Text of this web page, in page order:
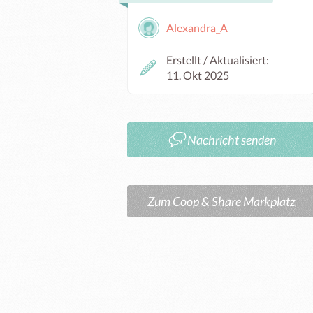
Alexandra_A
Erstellt / Aktualisiert:
11. Okt 2025
Nachricht senden
Zum Coop & Share Markplatz